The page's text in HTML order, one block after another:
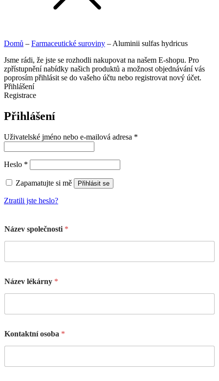
Domů – Farmaceutické suroviny – Aluminii sulfas hydricus
Jsme rádi, že jste se rozhodli nakupovat na našem E-shopu. Pro
zpřístupnění nabídky našich produktů a možnost objednávání vás
poprosím přihlásit se do vašeho účtu nebo registrovat nový účet.
Přihlášení
Registrace
Přihlášení
Uživatelské jméno nebo e-mailová adresa *
Heslo *
Zapamatujte si mě Přihlásit se
Ztratili jste heslo?
Název společnosti *
Název lékárny *
Kontaktní osoba *